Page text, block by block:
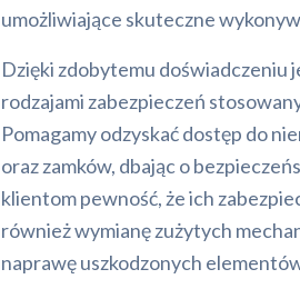
umożliwiające skuteczne
Dzięki zdobytemu doświadczeniu
rodzajami zabezpieczeń
Pomagamy odzyskać dostęp do
oraz zamków, dbając o
klientom pewność, że ich
również wymianę zużytych
naprawę uszkodzonych